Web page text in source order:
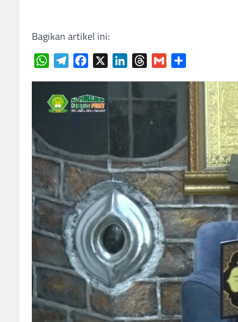
Bagikan artikel ini:
WhatsAppTelegramFacebook LinkedInThreads
Gmail